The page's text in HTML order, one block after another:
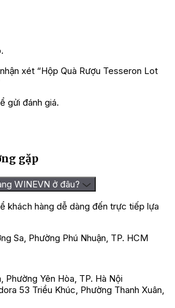
xét “Hộp Quà Rượu Tesseron Lot
gửi đánh giá.
gặp
WINEVN ở đâu?
khách hàng dễ dàng đến trực tiếp lựa
Sa, Phường Phú Nhuận, TP. HCM
Phường Yên Hòa, TP. Hà Nội
53 Triều Khúc, Phường Thanh Xuân,